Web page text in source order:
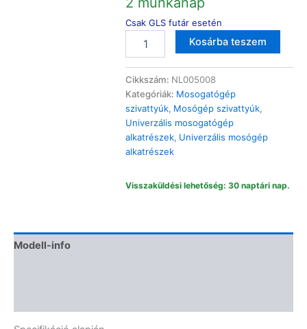
Csak GLS futár esetén
mosógép
mosogatógép
leeresztő
szivattyúház
30/22mm
mennyiség
Kosárba teszem
Cikkszám: NL005008
Kategóriák: Mosogatógép
szivattyúk, Mosógép szivattyúk,
Univerzális mosogatógép
alkatrészek, Univerzális mosógép
alkatrészek
Visszaküldési lehetőség: 30 naptári nap.
Modell-info